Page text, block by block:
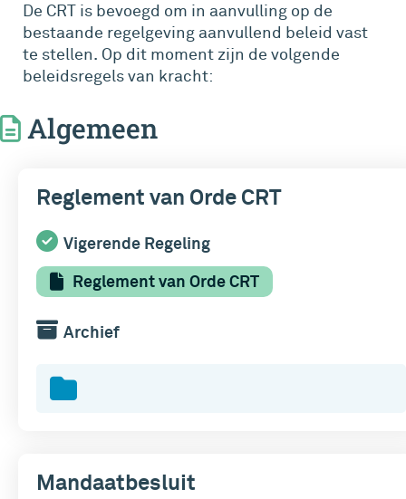
De CRT is bevoegd om in aanvulling op de
bestaande regelgeving aanvullend beleid vast
te stellen. Op dit moment zijn de volgende
beleidsregels van kracht:
Algemeen
Reglement van Orde CRT
Vigerende Regeling
Reglement van Orde CRT
Archief
Mandaatbesluit